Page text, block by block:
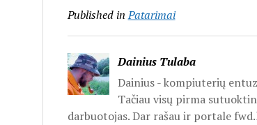
Published in Patarimai
Dainius Tulaba
Dainius - kompiuterių
Tačiau visų pirma
darbuotojas. Dar rašau ir portale